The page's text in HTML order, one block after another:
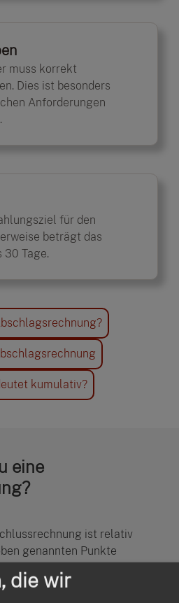
muss korrekt
Dies ist besonders
Anforderungen
für den
beträgt das
30 Tage.
kumulativ?
eine
ist relativ
genannten Punkte
Schlussrechnung:
die wir